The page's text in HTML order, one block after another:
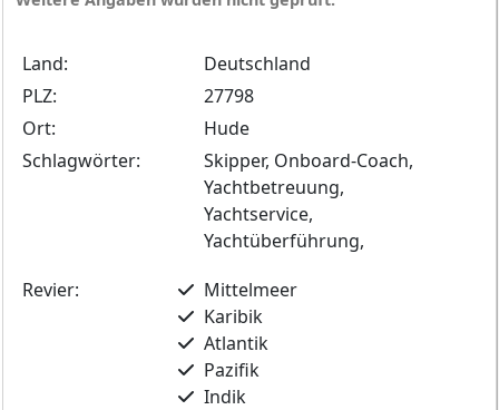
Land:
Deutschland
PLZ:
27798
Ort:
Hude
Schlagwörter:
Skipper, Onboard-Coach,
Yachtbetreuung,
Yachtservice,
Yachtüberführung,
Revier:
Mittelmeer
Karibik
Atlantik
Pazifik
Indik